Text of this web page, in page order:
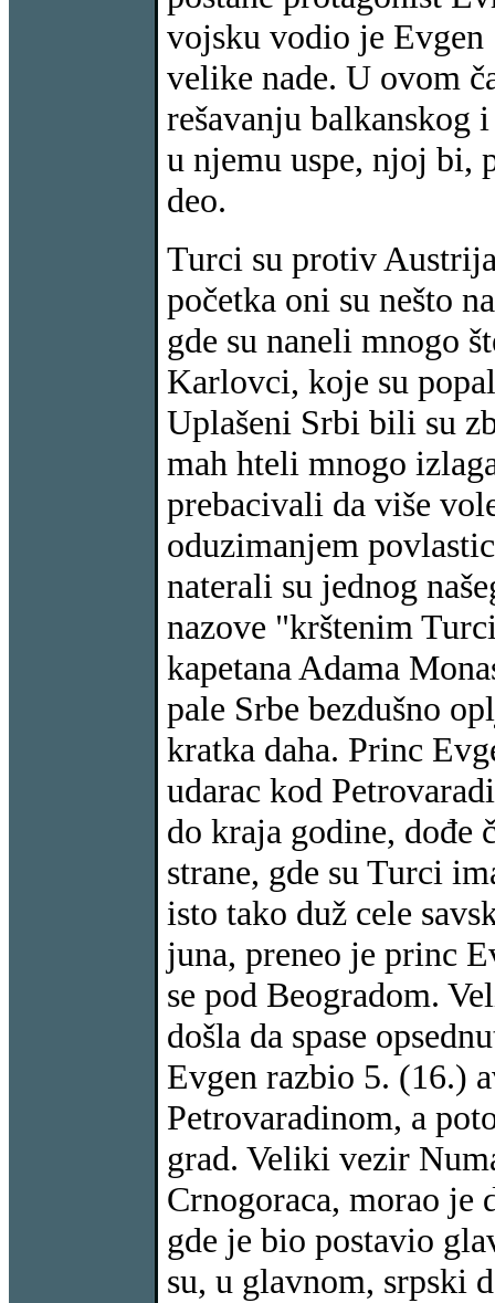
vojsku vodio je Evgen
velike nade. U ovom
rešavanju balkanskog
u njemu uspe, njoj bi,
deo.
Turci su protiv
početka oni su nešto
gde su naneli mnogo
Karlovci, koje su
Uplašeni Srbi bili su
mah hteli mnogo
prebacivali da više
oduzimanjem
naterali su jednog
nazove "krštenim
kapetana Adama
pale Srbe bezdušno
kratka daha. Princ
udarac kod
do kraja godine, dođe
strane, gde su Turci
isto tako duž cele
juna, preneo je princ
se pod Beogradom.
došla da spase
Evgen razbio 5. (16.)
Petrovaradinom, a
grad. Veliki vezir
Crnogoraca, morao je
gde je bio postavio
su, u glavnom, srpski